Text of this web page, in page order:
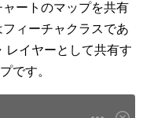
ートのマップを共有
ィーチャクラスであ
レイヤーとして共有す
です。